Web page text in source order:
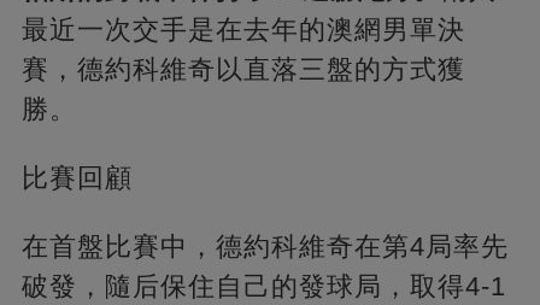
最近一次交手是在去年的澳網男單決
賽，德約科維奇以直落三盤的方式獲
勝。
比賽回顧
在首盤比賽中，德約科維奇在第4局率先
破發，隨后保住自己的發球局，取得4-1